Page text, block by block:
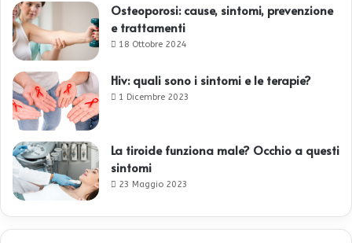
Osteoporosi: cause, sintomi, prevenzione
e trattamenti
18 Ottobre 2024
Hiv: quali sono i sintomi e le terapie?
1 Dicembre 2023
La tiroide funziona male? Occhio a questi
sintomi
23 Maggio 2023